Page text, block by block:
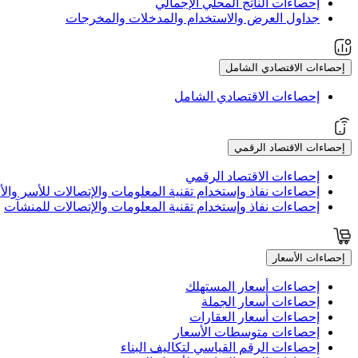
إحصاءات الناتج المحلي الإجمالي
جداول العرض والاستخدام والمدخلات والمخرجات
إحصاءات الاقتصادي الشامل
إحصاءات الاقتصادي الشامل
إحصاءات الاقتصاد الرقمي
إحصاءات الاقتصاد الرقمي
إحصاءات نفاذ وإستخدام تقنية المعلومات والإتصالات للأسر
إحصاءات نفاذ وإستخدام تقنية المعلومات والإتصالات للمنشآت
إحصاءات الأسعار
إحصاءات أسعار المستهلك
إحصاءات أسعار الجملة
إحصاءات أسعار العقارات
إحصاءات متوسطات الأسعار
إحصاءات الرقم القياسي لتكاليف البناء